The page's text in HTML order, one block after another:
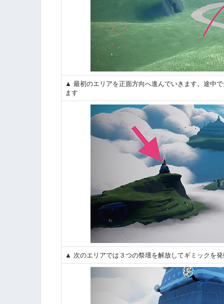
▲ 最初のエリアを正面方向へ進んでいきます。途中
ます
▲ 次のエリアでは３つの祭壇を解放してギミックを